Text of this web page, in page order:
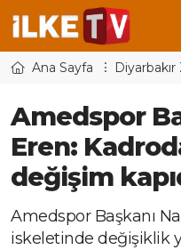
Ana Sayfa Diyarbakır
Amedspor
Eren:
değişim
Amedspor Başkanı
iskeletinde değişiklik